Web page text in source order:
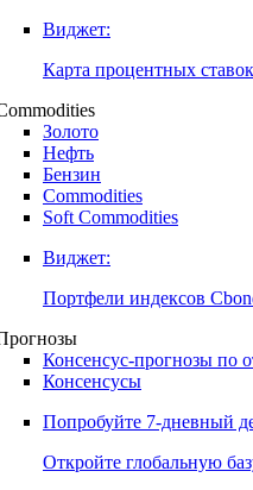
Виджет:
Карта процентных ставок
Золото
Нефть
Бензин
Commodities
Soft Commodities
Виджет:
Портфели индексов
Консенсус-прогнозы по
Консенсусы
Попробуйте 7-дневный
Откройте глобальную